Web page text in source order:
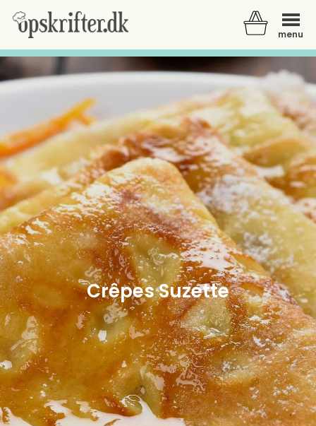
menu
Der er ingen varer i din kurv.
Crêpes Suzette